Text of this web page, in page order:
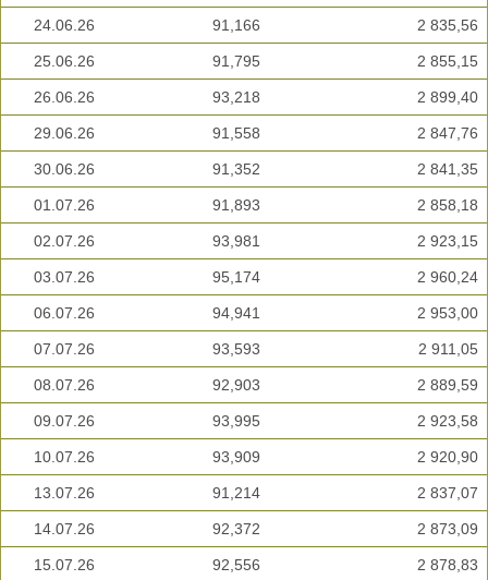
24.06.26 91,166 2 835,56
25.06.26 91,795 2 855,15
26.06.26 93,218 2 899,40
29.06.26 91,558 2 847,76
30.06.26 91,352 2 841,35
01.07.26 91,893 2 858,18
02.07.26 93,981 2 923,15
03.07.26 95,174 2 960,24
06.07.26 94,941 2 953,00
07.07.26 93,593 2 911,05
08.07.26 92,903 2 889,59
09.07.26 93,995 2 923,58
10.07.26 93,909 2 920,90
13.07.26 91,214 2 837,07
14.07.26 92,372 2 873,09
15.07.26 92,556 2 878,83